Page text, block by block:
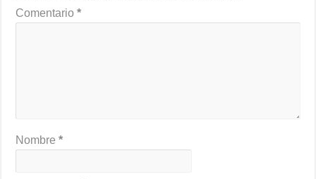
Comentario*
Nombre*